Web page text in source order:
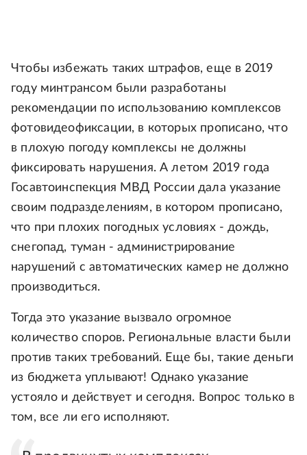
Чтобы избежать таких штрафов, еще в 2019
году минтрансом были разработаны
рекомендации по использованию комплексов
фотовидеофиксации, в которых прописано, что
в плохую погоду комплексы не должны
фиксировать нарушения. А летом 2019 года
Госавтоинспекция МВД России дала указание
своим подразделениям, в котором прописано,
что при плохих погодных условиях - дождь,
снегопад, туман - администрирование
нарушений с автоматических камер не должно
производиться.
Тогда это указание вызвало огромное
количество споров. Региональные власти были
против таких требований. Еще бы, такие деньги
из бюджета уплывают! Однако указание
устояло и действует и сегодня. Вопрос только в
том, все ли его исполняют.